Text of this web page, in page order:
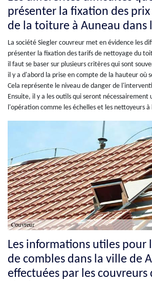
présenter la fixation des
de la toiture à Auneau dans
La société Siegler couvreur met en évidence les
présenter la fixation des tarifs de nettoyage du
il faut se baser sur plusieurs critères qui sont
il y a d'abord la prise en compte de la hauteur où
Cela représente le niveau de danger de
Ensuite, il y a les outils qui seront nécessairement
l'opération comme les échelles et les nettoyeurs
Les informations utiles pour
de combles dans la ville de
effectuées par les couvreurs